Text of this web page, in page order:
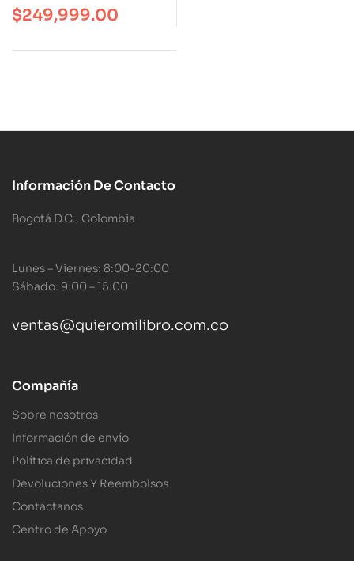
$249,999.00
Información De Contacto
Bogotá D.C., Colombia
Lunes – Viernes: 8:00-20:00
Sábado: 9:00 – 15:00
ventas@quieromilibro.com.co
Compañía
Sobre nosotros
Información de envío
Política de privacidad
Devoluciones Y Reembolsos
Contáctanos
Centro de Apoyo